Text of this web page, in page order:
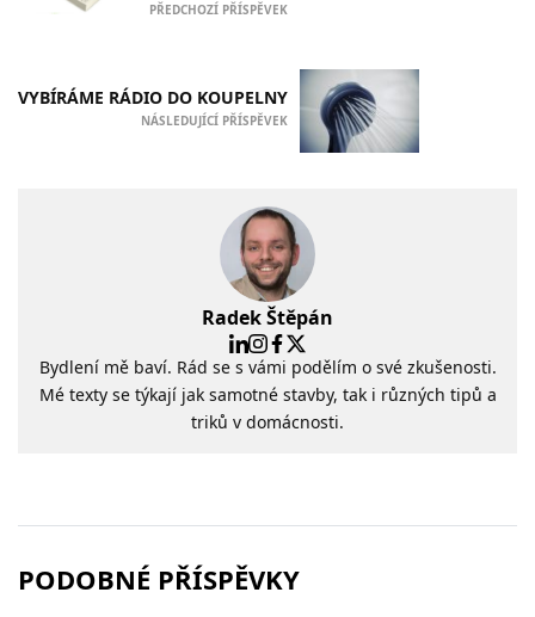
PŘEDCHOZÍ PŘÍSPĚVEK
VYBÍRÁME RÁDIO DO KOUPELNY
NÁSLEDUJÍCÍ PŘÍSPĚVEK
Radek Štěpán
Bydlení mě baví. Rád se s vámi podělím o své zkušenosti.
Mé texty se týkají jak samotné stavby, tak i různých tipů a
triků v domácnosti.
PODOBNÉ PŘÍSPĚVKY